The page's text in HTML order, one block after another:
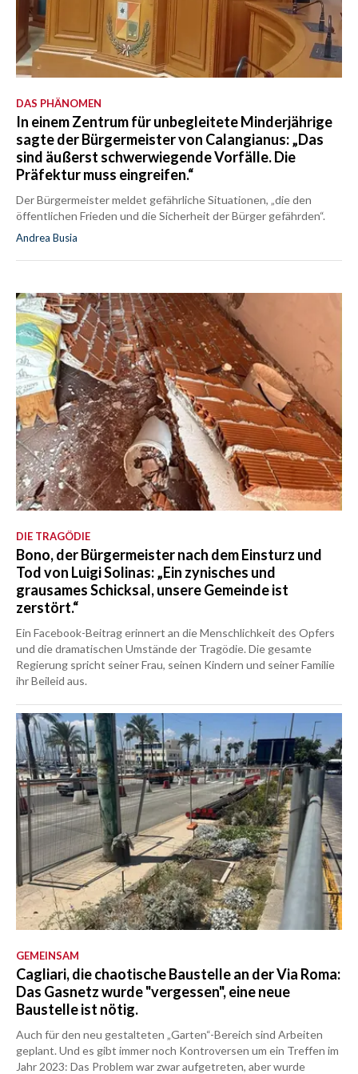
DAS PHÄNOMEN
In einem Zentrum für unbegleitete Minderjährige
sagte der Bürgermeister von Calangianus: „Das
sind äußerst schwerwiegende Vorfälle. Die
Präfektur muss eingreifen.“
Der Bürgermeister meldet gefährliche Situationen, „die den
öffentlichen Frieden und die Sicherheit der Bürger gefährden“.
Andrea Busia
DIE TRAGÖDIE
Bono, der Bürgermeister nach dem Einsturz und
Tod von Luigi Solinas: „Ein zynisches und
grausames Schicksal, unsere Gemeinde ist
zerstört.“
Ein Facebook-Beitrag erinnert an die Menschlichkeit des Opfers
und die dramatischen Umstände der Tragödie. Die gesamte
Regierung spricht seiner Frau, seinen Kindern und seiner Familie
ihr Beileid aus.
GEMEINSAM
Cagliari, die chaotische Baustelle an der Via Roma:
Das Gasnetz wurde "vergessen", eine neue
Baustelle ist nötig.
Auch für den neu gestalteten „Garten“-Bereich sind Arbeiten
geplant. Und es gibt immer noch Kontroversen um ein Treffen im
Jahr 2023: Das Problem war zwar aufgetreten, aber wurde